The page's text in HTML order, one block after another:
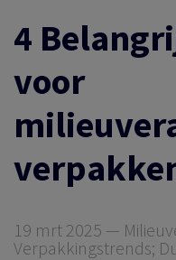
4
voor
19 mrt 2025 —
Verpakkingstrends;